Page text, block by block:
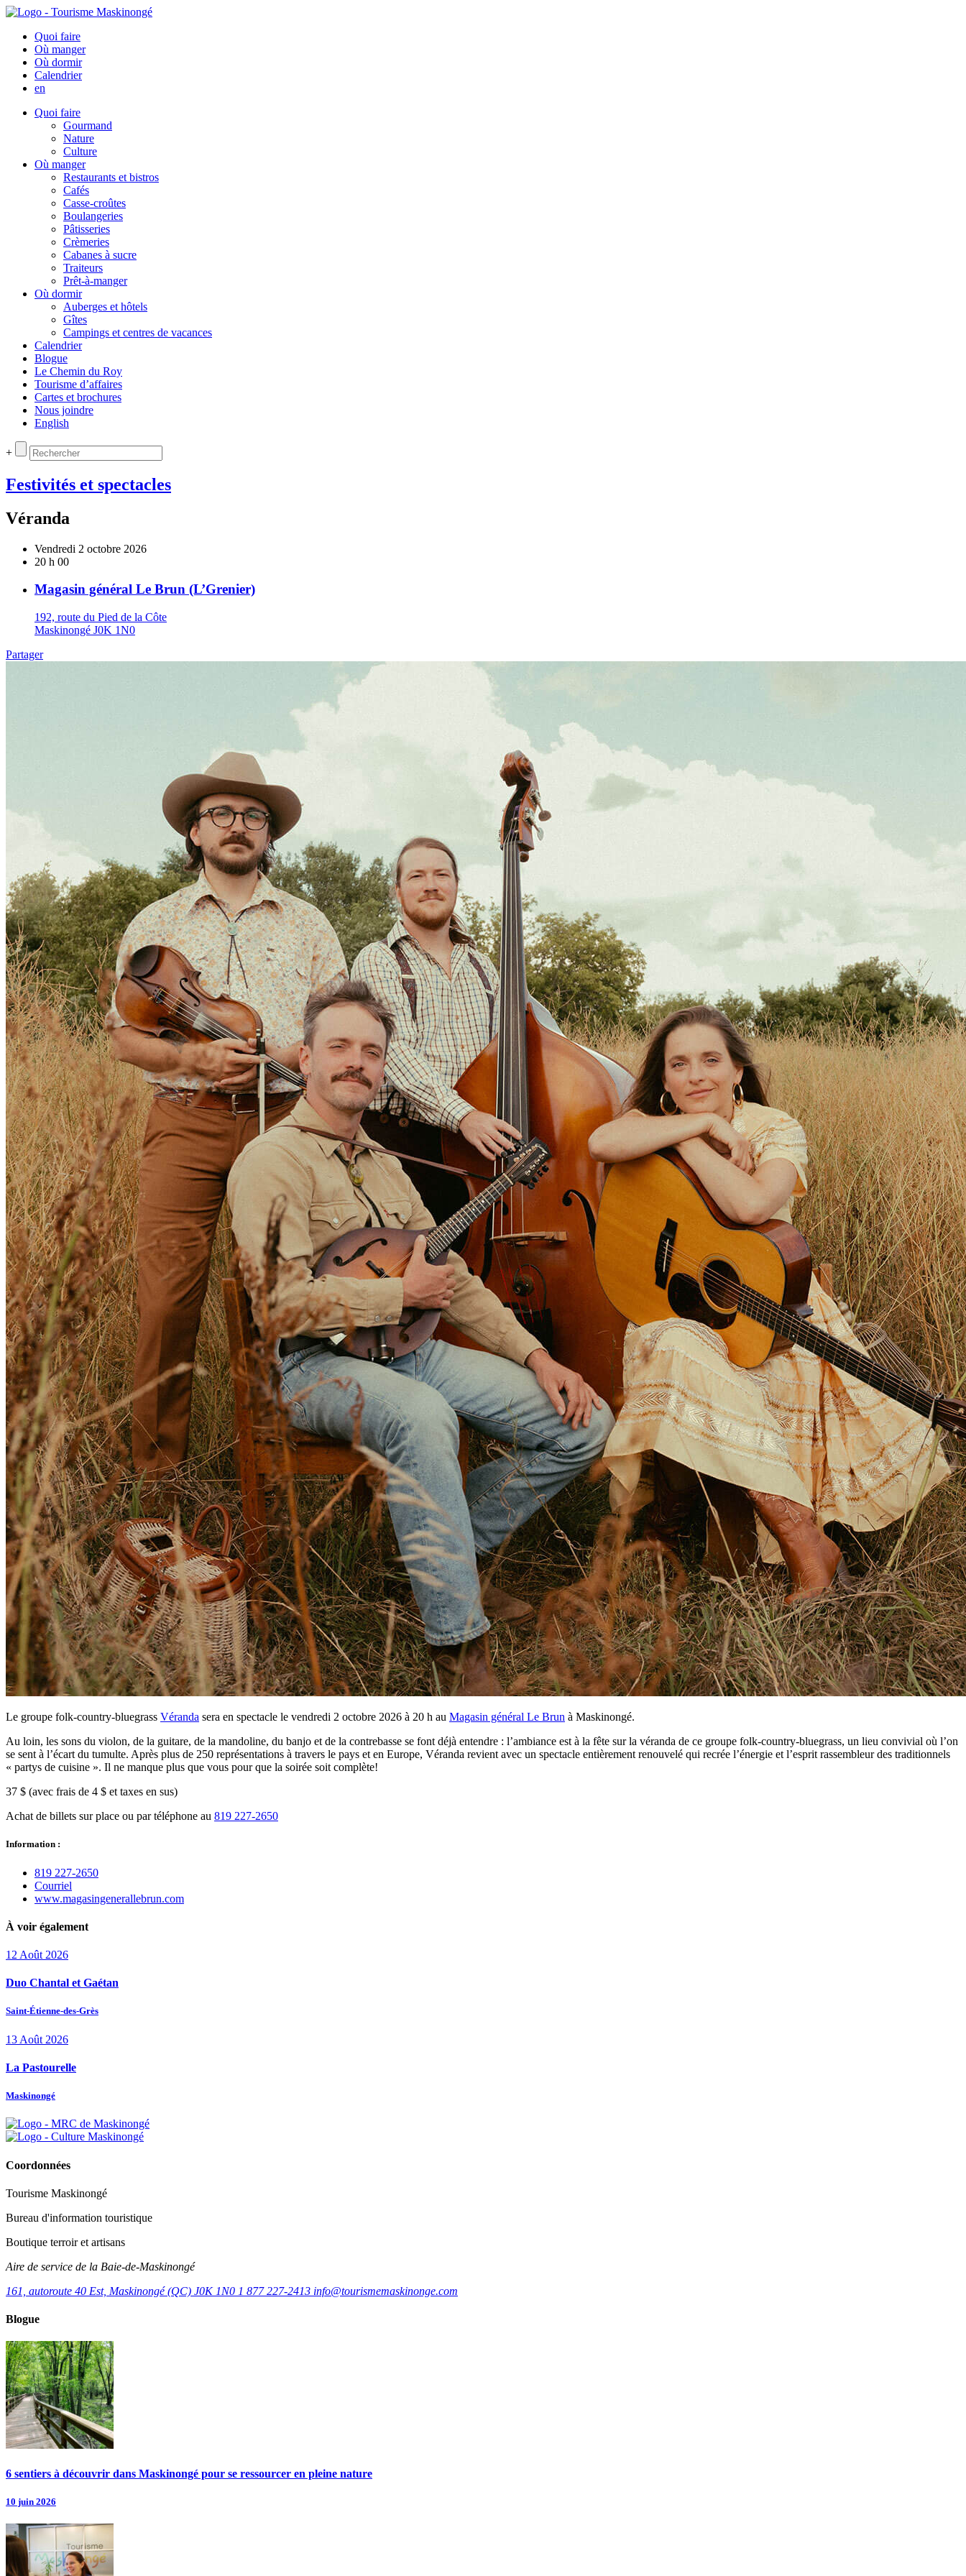
Quoi faire
Où manger
Où dormir
Calendrier
en
Quoi faire
Gourmand
Nature
Culture
Où manger
Restaurants et bistros
Cafés
Casse-croûtes
Boulangeries
Pâtisseries
Crèmeries
Cabanes à sucre
Traiteurs
Prêt-à-manger
Où dormir
Auberges et hôtels
Gîtes
Campings et centres de vacances
Calendrier
Blogue
Le Chemin du Roy
Tourisme d’affaires
Cartes et brochures
Nous joindre
English
+
Festivités et spectacles
Véranda
Vendredi 2 octobre 2026
20 h 00
Magasin général Le Brun (L’Grenier)
192, route du Pied de la Côte
Maskinongé J0K 1N0
Partager
Le groupe folk-country-bluegrass Véranda sera en spectacle le vendredi 2 octobre 2026 à 20 h au Magasin général Le Brun à Maskinongé.
Au loin, les sons du violon, de la guitare, de la mandoline, du banjo et de la contrebasse se font déjà entendre : l’ambiance est à la fête sur la véranda de ce groupe folk-country-bluegrass, un lieu convivial où l’on
se sent à l’écart du tumulte. Après plus de 250 représentations à travers le pays et en Europe, Véranda revient avec un spectacle entièrement renouvelé qui recrée l’énergie et l’esprit rassembleur des traditionnels
« partys de cuisine ». Il ne manque plus que vous pour que la soirée soit complète!
37 $ (avec frais de 4 $ et taxes en sus)
Achat de billets sur place ou par téléphone au 819 227-2650
Information :
819 227‑2650
Courriel
www.magasingenerallebrun.com
À voir également
12 Août 2026
Duo Chantal et Gaétan
Saint-Étienne-des-Grès
13 Août 2026
La Pastourelle
Maskinongé
Coordonnées
Tourisme Maskinongé
Bureau d'information touristique
Boutique terroir et artisans
Aire de service de la Baie-de-Maskinongé
161, autoroute 40 Est, Maskinongé (QC) J0K 1N0 1 877 227-2413 info@tourismemaskinonge.com
Blogue
6 sentiers à découvrir dans Maskinongé pour se ressourcer en pleine nature
10 juin 2026